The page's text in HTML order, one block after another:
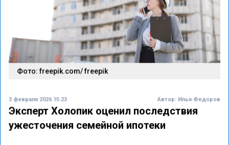
Фото: freepik.com/ freepik
3 февраля 2026 15:23 Автор: Илья Федоров
Эксперт Холопик оценил последствия
ужесточения семейной ипотеки